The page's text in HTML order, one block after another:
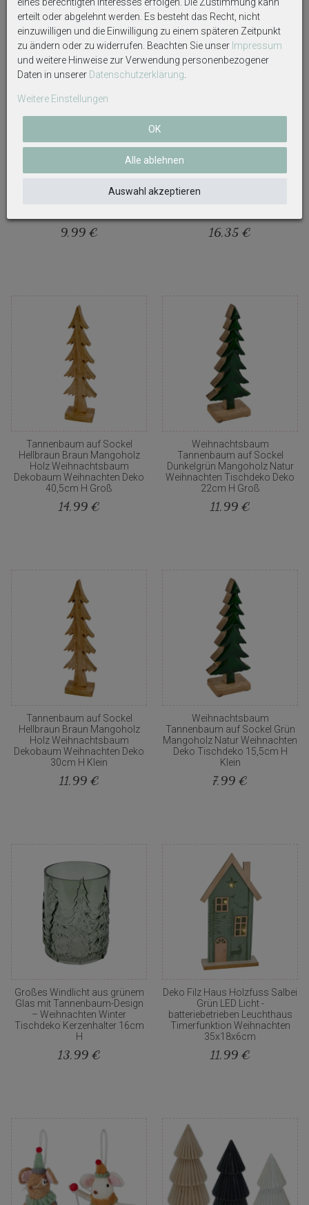
Christmas Weihnachten
9,99 €
Weihnachten Dekokissen
16,35 €
Tannenbaum auf Sockel
Hellbraun Braun Mangoholz
Holz Weihnachtsbaum
Dekobaum Weihnachten Deko
40,5cm H Groß
14,99 €
Weihnachtsbaum
Tannenbaum auf Sockel
Dunkelgrün Mangoholz Natur
Weihnachten Tischdeko Deko
22cm H Groß
11,99 €
Tannenbaum auf Sockel
Hellbraun Braun Mangoholz
Holz Weihnachtsbaum
Dekobaum Weihnachten Deko
30cm H Klein
11,99 €
Weihnachtsbaum
Tannenbaum auf Sockel Grün
Mangoholz Natur Weihnachten
Deko Tischdeko 15,5cm H
Klein
7,99 €
Großes Windlicht aus grünem
Glas mit Tannenbaum-Design
– Weihnachten Winter
Tischdeko Kerzenhalter 16cm
H
13,99 €
Deko Filz Haus Holzfuss Salbei
Grün LED Licht -
batteriebetrieben Leuchthaus
Timerfunktion Weihnachten
35x18x6cm
11,99 €
erteilt oder abgelehnt werden. Es besteht das Recht, nicht
einzuwilligen und die Einwilligung zu einem späteren Zeitpunkt
zu ändern oder zu widerrufen. Beachten Sie unser Impressum
und weitere Hinweise zur Verwendung personenbezogener
Daten in unserer Daten­schutz­erklärung
Weitere Einstellungen
OK
Alle ablehnen
Auswahl akzeptieren